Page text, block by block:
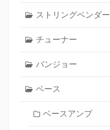
ストリングベンダー
チューナー
バンジョー
ベース
ベースアンプ